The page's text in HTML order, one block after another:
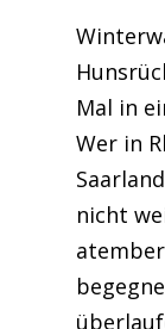
Mal in
Wer in
nicht